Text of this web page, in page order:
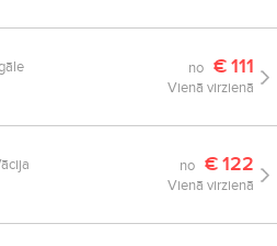
no €111
Vienā virzienā
no €122
Vienā virzienā